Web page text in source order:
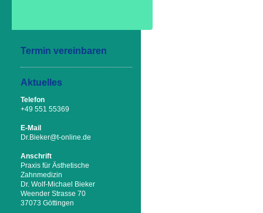
Termin vereinbaren
Aktuelles
Telefon
+49 551 55369
E-Mail
Dr.Bieker@t-online.de
Anschrift
Praxis für Ästhetische
Zahnmedizin
Dr. Wolf-Michael Bieker
Weender Strasse 70
37073 Göttingen